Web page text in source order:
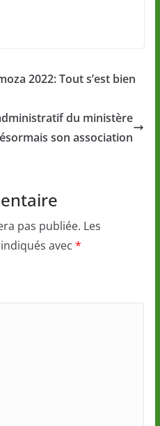
2022: Tout s’est bien
du ministère
son association
pas publiée. Les
avec *